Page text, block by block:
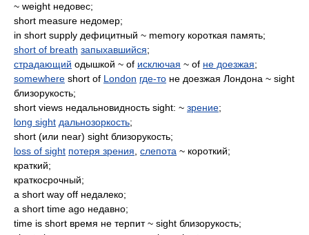
~ weight недовес;
short measure недомер;
in short supply дефицитный ~ memory короткая память;
short of breath запыхавшийся;
страдающий одышкой ~ of исключая ~ of не доезжая;
somewhere short of London где-то не доезжая Лондона ~ sight
близорукость;
short views недальновидность sight: ~ зрение;
long sight дальнозоркость;
short (или near) sight близорукость;
loss of sight потеря зрения слепота ~ короткий;
краткий;
краткосрочный;
a short way off недалеко;
a short time ago недавно;
time is short время не терпит ~ sight близорукость;